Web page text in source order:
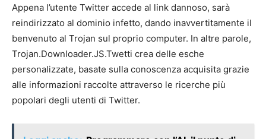
Appena l’utente Twitter accede al link dannoso, sarà
reindirizzato al dominio infetto, dando inavvertitamente il
benvenuto al Trojan sul proprio computer. In altre parole,
Trojan.Downloader.JS.Twetti crea delle esche
personalizzate, basate sulla conoscenza acquisita grazie
alle informazioni raccolte attraverso le ricerche più
popolari degli utenti di Twitter.